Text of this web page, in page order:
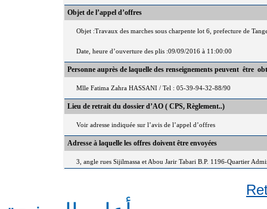
Objet de l’appel d’offres
Objet :Travaux des marches sous charpente lot 6, prefecture de
Date, heure d’ouverture des plis :09/09/2016 à 11:00:00
Personne auprès de laquelle des renseignements peuvent être
Mlle Fatima Zahra HASSANI / Tel : 05-39-94-32-88/90
Lieu de retrait du dossier d’AO ( CPS, Règlement..)
Voir adresse indiquée sur l’avis de l’appel d’offres
Adresse à laquelle les offres doivent être envoyées
3, angle rues Sijilmassa et Abou Jarir Tabari B.P. 1196-Quartier